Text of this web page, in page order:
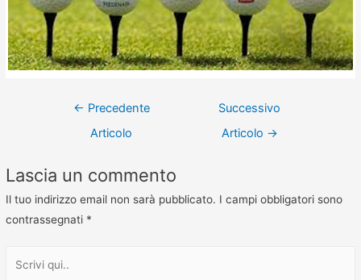
← Precedente
Articolo
Successivo
Articolo →
Lascia un commento
Il tuo indirizzo email non sarà pubblicato. I campi obbligatori sono
contrassegnati *